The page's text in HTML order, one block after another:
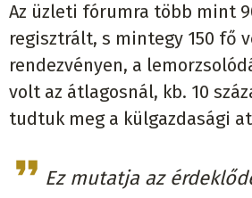
Az üzleti fórumra több mint
regisztrált, s mintegy 150 fő
rendezvényen, a
volt az átlagosnál, kb. 10
tudtuk meg a külgazdasági
Ez mutatja az